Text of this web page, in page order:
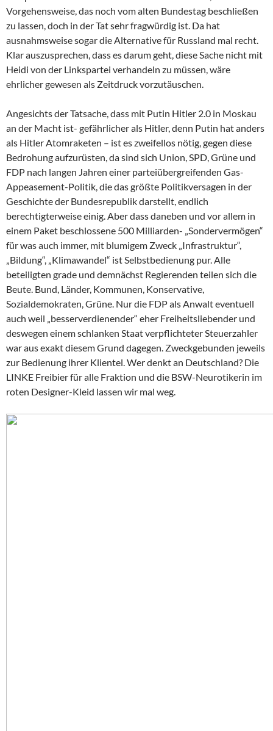
Vorgehensweise, das noch vom alten Bundestag beschließen
zu lassen, doch in der Tat sehr fragwürdig ist. Da hat
ausnahmsweise sogar die Alternative für Russland mal recht.
Klar auszusprechen, dass es darum geht, diese Sache nicht mit
Heidi von der Linkspartei verhandeln zu müssen, wäre
ehrlicher gewesen als Zeitdruck vorzutäuschen.
Angesichts der Tatsache, dass mit Putin Hitler 2.0 in Moskau
an der Macht ist- gefährlicher als Hitler, denn Putin hat anders
als Hitler Atomraketen – ist es zweifellos nötig, gegen diese
Bedrohung aufzurüsten, da sind sich Union, SPD, Grüne und
FDP nach langen Jahren einer parteiübergreifenden Gas-
Appeasement-Politik, die das größte Politikversagen in der
Geschichte der Bundesrepublik darstellt, endlich
berechtigterweise einig. Aber dass daneben und vor allem in
einem Paket beschlossene 500 Milliarden- „Sondervermögen“
für was auch immer, mit blumigem Zweck „Infrastruktur“,
„Bildung“, „Klimawandel“ ist Selbstbedienung pur. Alle
beteiligten grade und demnächst Regierenden teilen sich die
Beute. Bund, Länder, Kommunen, Konservative,
Sozialdemokraten, Grüne. Nur die FDP als Anwalt eventuell
auch weil „besserverdienender“ eher Freiheitsliebender und
deswegen einem schlanken Staat verpflichteter Steuerzahler
war aus exakt diesem Grund dagegen. Zweckgebunden jeweils
zur Bedienung ihrer Klientel. Wer denkt an Deutschland? Die
LINKE Freibier für alle Fraktion und die BSW-Neurotikerin im
roten Designer-Kleid lassen wir mal weg.